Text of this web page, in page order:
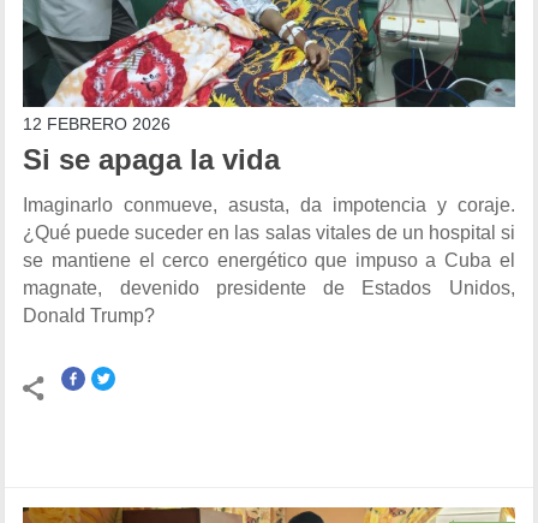
12 FEBRERO 2026
Si se apaga la vida
Imaginarlo conmueve, asusta, da impotencia y coraje.
¿Qué puede suceder en las salas vitales de un hospital si
se mantiene el cerco energético que impuso a Cuba el
magnate, devenido presidente de Estados Unidos,
Donald Trump?